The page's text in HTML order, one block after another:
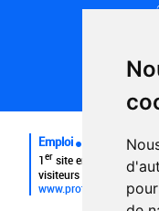
Emploi
1er site emploi du
visiteurs uniques par
www.profilculture.com